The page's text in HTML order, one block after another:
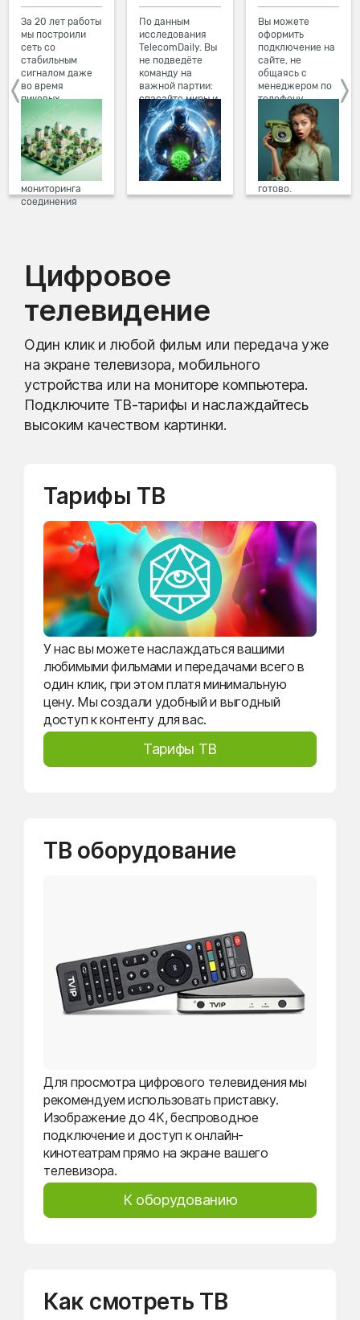
За 20 лет работы
мы построили
сеть со
стабильным
сигналом даже
во время
пиковых
нагрузок в
вечернее время.
Мы постоянно
обновляем наше
оборудование в
домах, а система
мониторинга
соединения
По данным
исследования
TelecomDaily. Вы
не подведёте
команду на
важной партии:
спасайте миры и
побеждайте с
друзьями в
онлайн-играх.
Вы можете
оформить
подключение на
сайте, не
общаясь с
менеджером по
телефону.
Просто в три
клика заполните
форму заявки на
сайте, выберите
дату и время
подключения,
готово.
Цифровое
телевидение
Один клик и любой фильм или передача уже
на экране телевизора, мобильного
устройства или на мониторе компьютера.
Подключите ТВ-тарифы и наслаждайтесь
высоким качеством картинки.
Тарифы ТВ
У нас вы можете наслаждаться вашими
любимыми фильмами и передачами всего в
один клик, при этом платя минимальную
цену. Мы создали удобный и выгодный
доступ к контенту для вас.
Тарифы ТВ
ТВ оборудование
Для просмотра цифрового телевидения мы
рекомендуем использовать приставку.
Изображение до 4K, беспроводное
подключение и доступ к онлайн-
кинотеатрам прямо на экране вашего
телевизора.
К оборудованию
Как смотреть ТВ